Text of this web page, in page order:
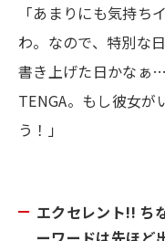
「あまりにも気持ち
わ。なので、特別な
書き上げた日かなぁ
TENGA。もし彼女が
う！」
エクセレント!! ち